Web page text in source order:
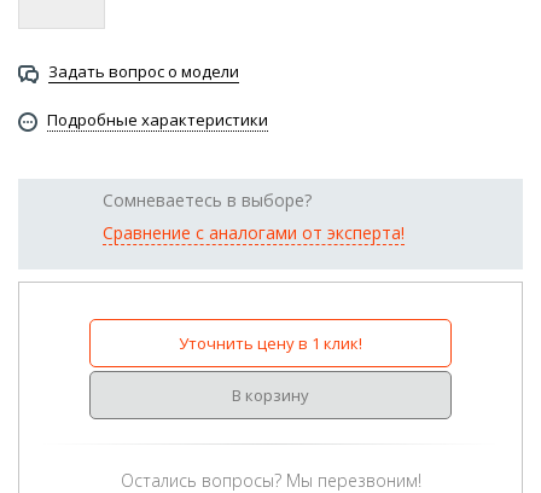
Задать вопрос о модели
Подробные характеристики
Сомневаетесь в выборе?
Сравнение с аналогами от эксперта!
Уточнить цену в 1 клик!
В корзину
Остались вопросы? Мы перезвоним!